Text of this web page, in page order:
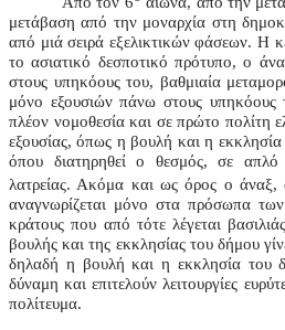
μετάβαση από την μοναρχία στη
από μιά σειρά εξελικτικών φάσεων. Η
το ασιατικό δεσποτικό πρότυπο, ο
στους υπηκόους του, βαθμιαία
μόνο εξουσιών πάνω στους υπηκόους
πλέον νομοθεσία και σε πρώτο πολίτη
εξουσίας, όπως η βουλή και η
όπου διατηρηθεί ο θεσμός, σε απλό
λατρείας. Ακόμα και ως όρος ο
αναγνωρίζεται μόνο στα πρόσωπα
κράτους που από τότε λέγεται
βουλής και της εκκλησίας του δήμου
δηλαδή η βουλή και η εκκλησία του
δύναμη και επιτελούν λειτουργίες
πολίτευμα.